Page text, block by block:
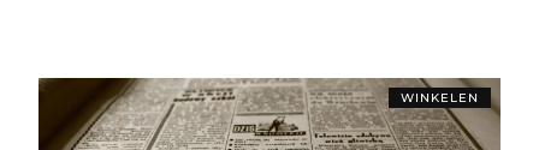
WINKELEN